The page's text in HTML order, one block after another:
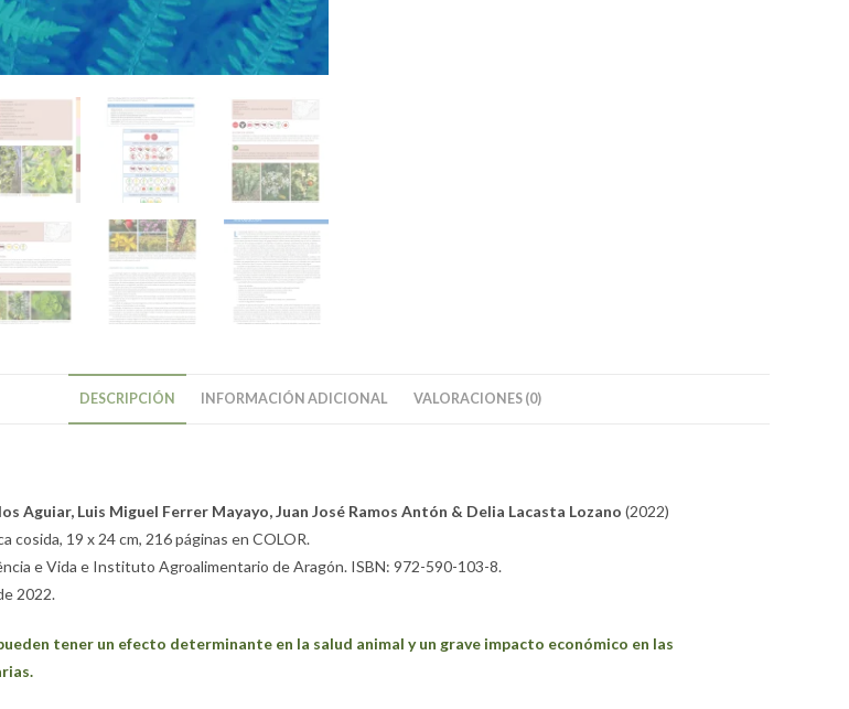
DESCRIPCIÓN INFORMACIÓN ADICIONAL VALORACIONES (0)
Aguiar, Luis Miguel Ferrer Mayayo, Juan José Ramos Antón & Delia Lacasta Lozano (2022)
cosida, 19 x 24 cm, 216 páginas en COLOR.
e Vida e Instituto Agroalimentario de Aragón. ISBN: 972-590-103-8.
2022.
tener un efecto determinante en la salud animal y un grave impacto económico en las